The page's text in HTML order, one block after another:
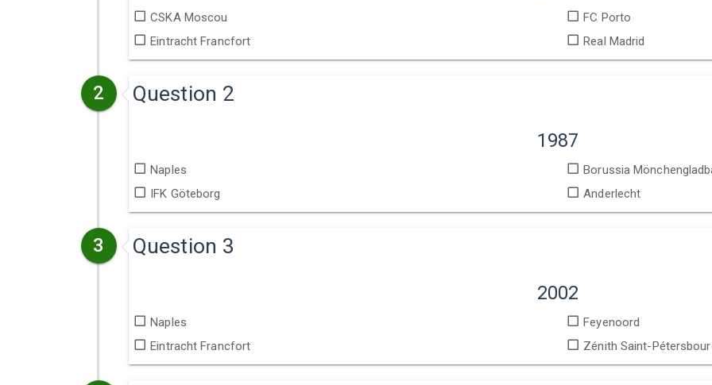
CSKA Moscou
FC Porto
Eintracht Francfort
Real Madrid
2 Question 2
1987
Naples
Borussia
IFK Göteborg
Anderlecht
3 Question 3
2002
Naples
Feyenoord
Eintracht Francfort
Zénith Saint-